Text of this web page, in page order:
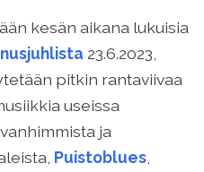
kesän aikana lukuisia
23.6.2023,
pitkin rantaviivaa
useissa
ja
Puistoblues